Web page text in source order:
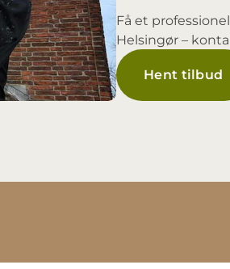
Få et
Helsingør –
Hent tilbud